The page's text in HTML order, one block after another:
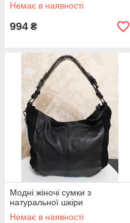
Немає в наявності
994 ₴
Модні жіночі сумки з
натуральної шкіри
Немає в наявності